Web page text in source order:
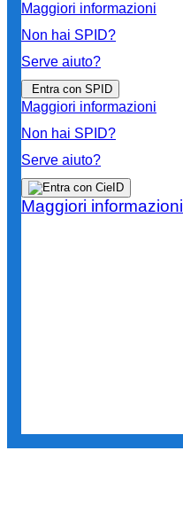
Maggiori informazioni
Non hai SPID?
Serve aiuto?
Entra con SPID
Maggiori informazioni
Non hai SPID?
Serve aiuto?
Maggiori informazioni